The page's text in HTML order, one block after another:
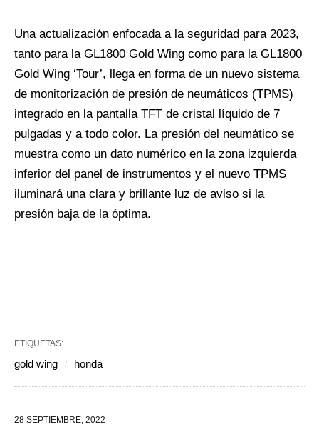
Una actualización enfocada a la seguridad para 2023,
tanto para la GL1800 Gold Wing como para la GL1800
Gold Wing ‘Tour’, llega en forma de un nuevo sistema
de monitorización de presión de neumáticos (TPMS)
integrado en la pantalla TFT de cristal líquido de 7
pulgadas y a todo color. La presión del neumático se
muestra como un dato numérico en la zona izquierda
inferior del panel de instrumentos y el nuevo TPMS
iluminará una clara y brillante luz de aviso si la
presión baja de la óptima.
ETIQUETAS:
gold wing honda
28 SEPTIEMBRE, 2022